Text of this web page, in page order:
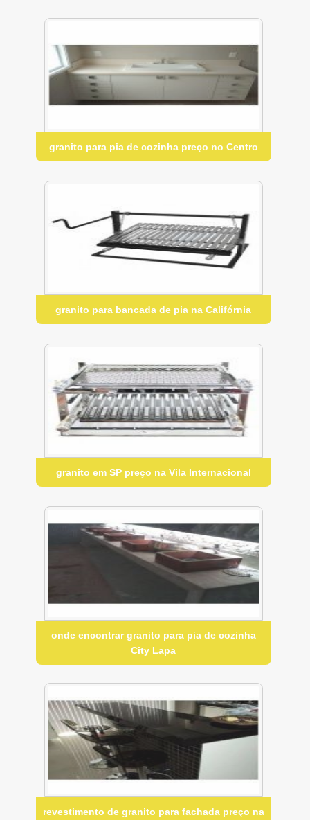
granito para pia de cozinha preço no Centro
granito para bancada de pia na Califórnia
granito em SP preço na Vila Internacional
onde encontrar granito para pia de cozinha
City Lapa
revestimento de granito para fachada preço na